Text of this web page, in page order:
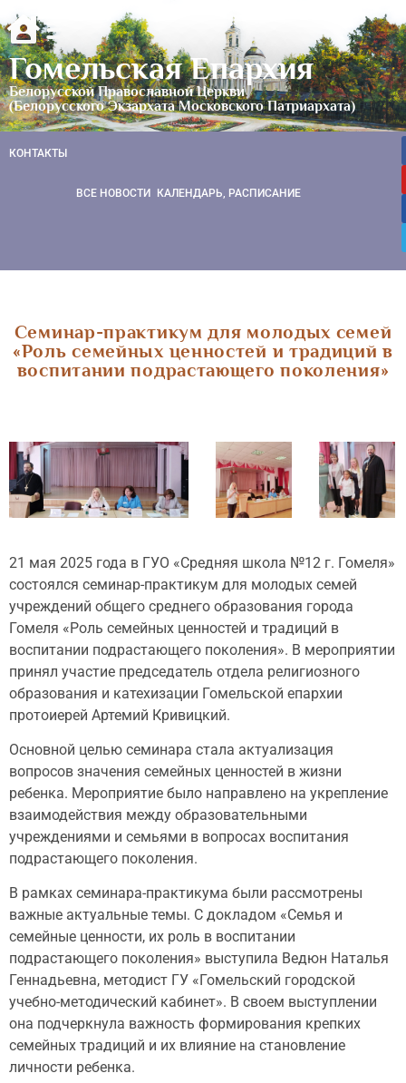
Гомельская Епархия
Белорусской Православной Церкви
(Белорусского Экзархата Московского Патриархата)
КОНТАКТЫ
ВСЕ НОВОСТИ КАЛЕНДАРЬ, РАСПИСАНИЕ
Семинар-практикум для молодых семей
«Роль семейных ценностей и традиций в
воспитании подрастающего поколения»
21 мая 2025 года в ГУО «Средняя школа №12 г. Гомеля»
состоялся семинар-практикум для молодых семей
учреждений общего среднего образования города
Гомеля «Роль семейных ценностей и традиций в
воспитании подрастающего поколения». В мероприятии
принял участие председатель отдела религиозного
образования и катехизации Гомельской епархии
протоиерей Артемий Кривицкий.
Основной целью семинара стала актуализация
вопросов значения семейных ценностей в жизни
ребенка. Мероприятие было направлено на укрепление
взаимодействия между образовательными
учреждениями и семьями в вопросах воспитания
подрастающего поколения.
В рамках семинара-практикума были рассмотрены
важные актуальные темы. С докладом «Семья и
семейные ценности, их роль в воспитании
подрастающего поколения» выступила Ведюн Наталья
Геннадьевна, методист ГУ «Гомельский городской
учебно-методический кабинет». В своем выступлении
она подчеркнула важность формирования крепких
семейных традиций и их влияние на становление
личности ребенка.